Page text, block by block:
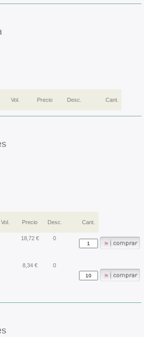
Vol. Precio Desc. Cant.
Vol. Precio Desc. Cant.
18,72 € 0
8,34 € 0